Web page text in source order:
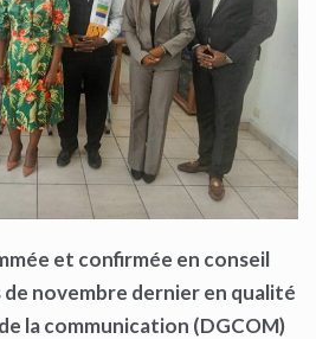
et confirmée en conseil
de novembre dernier en qualité
la communication (DGCOM)